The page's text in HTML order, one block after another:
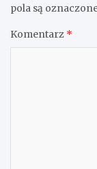
pola są
Komentarz *